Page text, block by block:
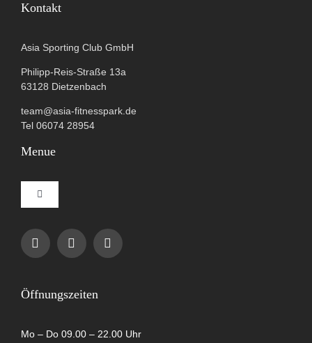
Kontakt
Asia Sporting Club GmbH
Philipp-Reis-Straße 13a
63128 Dietzenbach
team@asia-fitnesspark.de
Tel 06074 28954
Menue
Toggle
Navigation
Impressum
Öffnungszeiten
Mo – Do 09.00 – 22.00 Uhr